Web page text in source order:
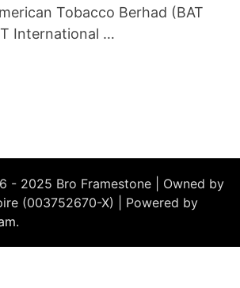
Tobacco Berhad (BAT
International …
- 2025 Bro Framestone | Owned by
(003752670-X) | Powered by
.